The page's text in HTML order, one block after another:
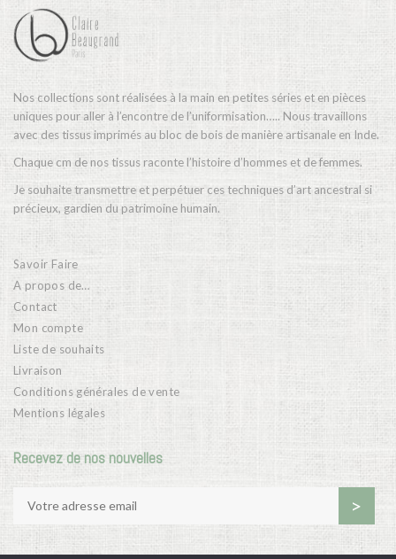
Nos collections sont réalisées à la main en petites séries et en pièces
uniques pour aller à l’encontre de l’uniformisation….. Nous travaillons
avec des tissus imprimés au bloc de bois de manière artisanale en Inde.
Chaque cm de nos tissus raconte l’histoire d’hommes et de femmes.
Je souhaite transmettre et perpétuer ces techniques d’art ancestral si
précieux, gardien du patrimoine humain.
Savoir Faire
A propos de…
Contact
Mon compte
Liste de souhaits
Livraison
Conditions générales de vente
Mentions légales
Recevez de nos nouvelles